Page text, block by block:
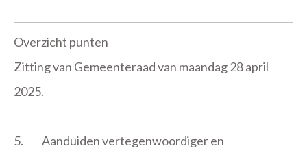
Overzicht punten
Zitting van Gemeenteraad van maandag 28 april
2025.
5.
Aanduiden vertegenwoordiger en